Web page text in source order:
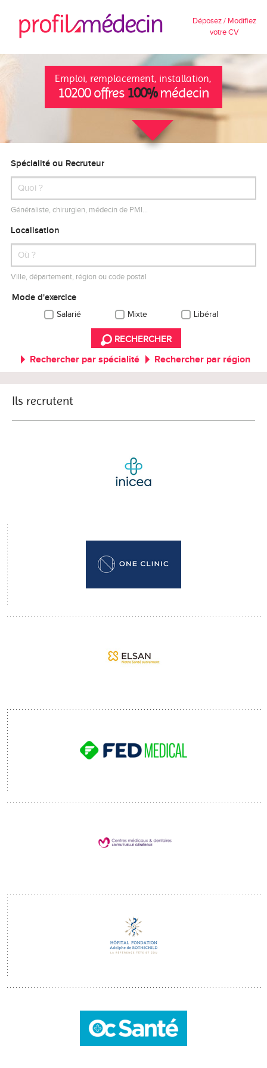
Déposez / Modifiez
votre CV
Emploi, remplacement, installation,
10200 offres 100%médecin
Spécialité ou Recruteur
Généraliste, chirurgien, médecin de PMI…
Localisation
Ville, département, région ou code postal
Mode d'exercice
Salarié Mixte Libéral
RECHERCHER
Rechercher par spécialité Rechercher par région
Ils recrutent